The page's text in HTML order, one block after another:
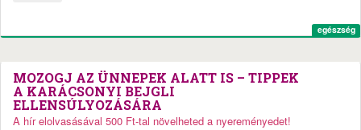
egészség
MOZOGJ AZ ÜNNEPEK ALATT IS – TIPPEK
A KARÁCSONYI BEJGLI
ELLENSÚLYOZÁSÁRA
A hír elolvasásával 500 Ft-tal növelheted a nyereményedet!